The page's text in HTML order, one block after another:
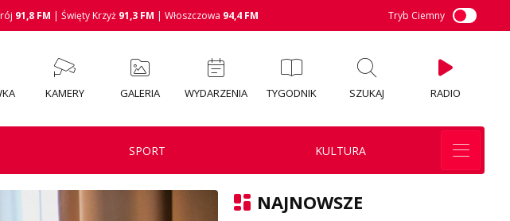
91,8 FM | Święty Krzyż 91,3 FM | Włoszczowa 94,4 FM Tryb Ciemny
KAMERY GALERIA WYDARZENIA TYGODNIK SZUKAJ RADIO
SPORT KULTURA
NAJNOWSZE